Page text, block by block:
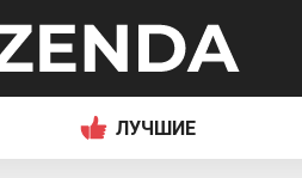
ЛУЧШИЕ